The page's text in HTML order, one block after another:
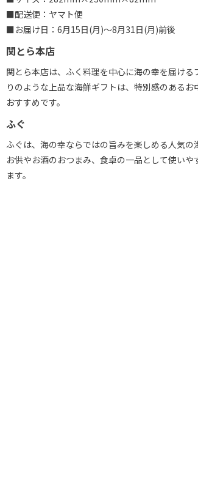
■配送便：ヤマト便
■お届け日：6月15日(月)～8月31日(月)前後
関とら本店
関とら本店は、ふく料理を中心に海の幸を届ける
りのような上品な海鮮ギフトは、特別感のある
おすすめです。
ふぐ
ふぐは、海の幸ならではの旨みを楽しめる人気の
お供やお酒のおつまみ、食卓の一品として使い
ます。